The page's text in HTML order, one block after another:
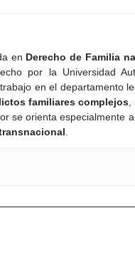
en Derecho de Familia
por la Universidad
en el departamento
familiares complejos,
se orienta especialmente